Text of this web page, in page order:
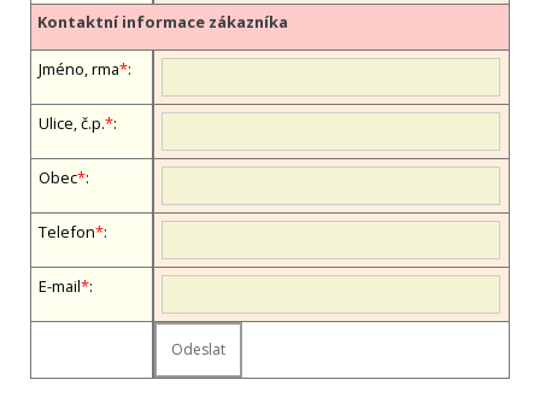
Kontaktní informace zákazníka
Jméno, firma*:
Ulice, č.p.*:
Obec*:
Telefon*:
E-mail*: